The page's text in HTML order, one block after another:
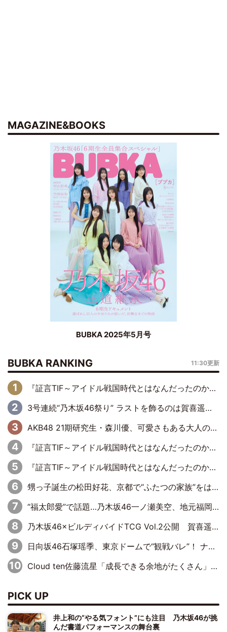
MAGAZINE&BOOKS
BUBKA 2025年5月号
BUBKA RANKING 11:30更新
『証言TIF～アイドル戦国時代とはなんだったのか～』第6回：でんぱ組.inc・古川未鈴×相沢梨紗「『ハロプロやりたかったな』って言ったら、夢眠ねむさんに『てめえはでんぱ組．incなんだよ！』って肩パンされて(笑)」
3号連続“乃木坂46祭り” ラストを飾るのは賀喜遥香…5年ぶりの登場に「5年分大人になった私を見ていただけたら」
AKB48 21期研究生・森川優、可愛さもある大人の女性に
『証言TIF～アイドル戦国時代とはなんだったのか～』第11回：私立恵比寿中学・真山りか×安本彩花「TIFで10年ぶりのキョンシーメイクをしたら、場を完全に引かせてしまって。時代が変わったんだなって」
『証言TIF～アイドル戦国時代とはなんだったのか～』第10回：さくら学院・武藤彩未×飯田らうら「正直、中3で辞めるというのを信じてなくて。そう言われてはいたけど、嘘でしょって」
甥っ子誕生の松田好花、京都で“ふたつの家族”をはしご！ “母”黒谷友香に見送られ、“父”松岡昌宏とはハシゴ酒
“福太郎愛”で話題…乃木坂46一ノ瀬美空、地元福岡『めんべい25周年トップサポーター』に就任
乃木坂46×ビルディバイドTCG Vol.2公開 賀喜遥香＆田村真佑が『京まふ』ステージに登壇
日向坂46石塚瑶季、東京ドームで“観戦バレ”！ ナイツ・塙も認めた「巨人に詳しすぎるアイドル」は元VENUSスクール生で杉内コーチ推し⁉
Cloud ten佐藤流星「成長できる余地がたくさん」、本田高優「何度見ても飽きない公演に」
PICK UP
井上和の“やる気フォント”にも注目 乃木坂46が挑
んだ書道パフォーマンスの舞台裏